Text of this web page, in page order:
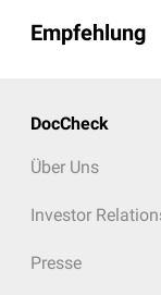
Empfehlung
DocCheck
Über Uns
Investor
Presse